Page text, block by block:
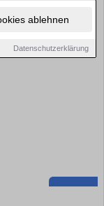
ablehnen
Datenschutzerklärung